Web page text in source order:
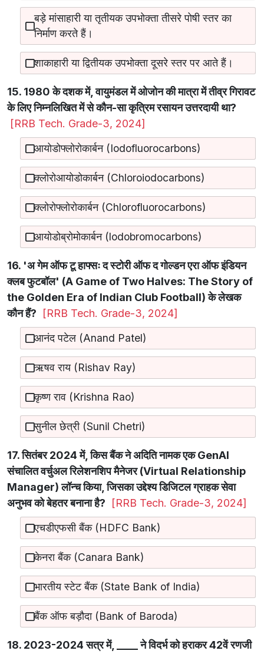
बड़े मांसाहारी या तृतीयक उपभोक्ता तीसरे पोषी स्तर का
निर्माण करते हैं।
शाकाहारी या द्वितीयक उपभोक्ता दूसरे स्तर पर आते हैं।
15. 1980 के दशक में, वायुमंडल में ओजोन की मात्रा में तीव्र गिरावट
के लिए निम्नलिखित में से कौन-सा कृत्रिम रसायन उत्तरदायी था?
[RRB Tech. Grade-3, 2024]
आयोडोफ्लोरोकार्बन (Iodofluorocarbons)
क्लोरोआयोडोकार्बन (Chloroiodocarbons)
क्लोरोफ्लोरोकार्बन (Chlorofluorocarbons)
आयोडोब्रोमोकार्बन (lodobromocarbons)
16. 'अ गेम ऑफ टू हाफ्सः द स्टोरी ऑफ द गोल्डन एरा ऑफ इंडियन
क्लब फुटबॉल' (A Game of Two Halves: The Story of
the Golden Era of Indian Club Football) के लेखक
कौन हैं?
[RRB Tech. Grade-3, 2024]
आनंद पटेल (Anand Patel)
ऋषव राय (Rishav Ray)
कृष्ण राव (Krishna Rao)
सुनील छेत्री (Sunil Chetri)
17. सितंबर 2024 में, किस बैंक ने अदिति नामक एक GenAI
संचालित वर्चुअल रिलेशनशिप मैनेजर (Virtual Relationship
Manager) लॉन्च किया, जिसका उद्देश्य डिजिटल ग्राहक सेवा
अनुभव को बेहतर बनाना है?
[RRB Tech. Grade-3, 2024]
एचडीएफसी बैंक (HDFC Bank)
केनरा बैंक (Canara Bank)
भारतीय स्टेट बैंक (State Bank of India)
बैंक ऑफ बड़ौदा (Bank of Baroda)
18. 2023-2024 सत्र में, ____ ने विदर्भ को हराकर 42वें रणजी